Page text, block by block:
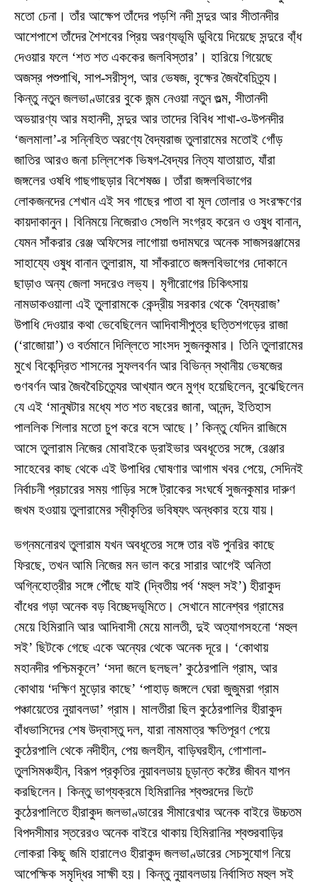
মতো চেনা। তাঁর আক্ষেপ তাঁদের পড়শি নদী সন্দুর আর সীতানদীর
আশেপাশে তাঁদের শৈশবের প্রিয় অরণ্যভূমি ডুবিয়ে দিয়েছে সন্দুরে বা্ঁধ
দেওয়ার ফলে ‘শত শত এককের জলবিস্তার’। হারিয়ে গিয়েছে
অজস্র পশুপাখি, সাপ-সরীসৃপ, আর ভেষজ, বৃক্ষের জৈববৈচিত্র্য।
কিন্তু নতুন জলভাণ্ডারের বুকে জন্ম নেওয়া নতুন গুল্ম, সীতানদী
অভয়ারণ্য আর মহানদী, সন্দুর আর তাদের বিবিধ শাখা-ও-উপনদীর
‘জলমালা’-র সন্নিহিত অরণ্যে বৈদ্যরাজ তুলারামের মতোই গোঁড়
জাতির আরও জনা চল্লিশেক ভিষগ-বৈদ্যর নিত্য যাতায়াত, যাঁরা
জঙ্গলের ওষধি গাছগাছড়ার বিশেষজ্ঞ। তাঁরা জঙ্গলবিভাগের
লোকজনদের শেখান এই সব গাছের পাতা বা মূল তোলার ও সংরক্ষণের
কায়দাকানুন। বিনিময়ে নিজেরাও সেগুলি সংগ্রহ করেন ও ওষুধ বানান,
যেমন সাঁকরার রেঞ্জ অফিসের লাগোয়া গুদামঘরে অনেক সাজসরঞ্জামের
সাহায্যে ওষুধ বানান তুলারাম, যা সাঁকরাতে জঙ্গলবিভাগের দোকানে
ছাড়াও অন্য জেলা সদরেও লভ্য। মৃগীরোগের চিকিৎসায়
নামডাকওয়ালা এই তুলারামকে কেন্দ্রীয় সরকার থেকে ‘বৈদ্যরাজ’
উপাধি দেওয়ার কথা ভেবেছিলেন আদিবাসীপুত্র ছত্তিশগড়ের রাজা
(‘রাজোয়া’) ও বর্তমানে দিল্লিতে সাংসদ সুজনকুমার। তিনি তুলারামের
মুখে বিকেন্দ্রিত শাসনের সুফলবর্ণন আর বিভিন্ন স্থানীয় ভেষজের
গুণবর্ণন আর জৈববৈচিত্র্যের আখ্যান শুনে মুগ্ধ হয়েছিলেন, বুঝেছিলেন
যে এই ‘মানুষটার মধ্যে শত শত বছরের জানা, আনন্দ, ইতিহাস
পাললিক শিলার মতো চুপ করে বসে আছে।’ কিন্তু যেদিন রাজিমে
আসে তুলারাম নিজের মোবাইকে ড্রাইভার অবধূতের সঙ্গে, রেঞ্জার
সাহেবের কাছ থেকে এই উপাধির ঘোষণার আগাম খবর পেয়ে, সেদিনই
নির্বাচনী প্রচারের সময় গাড়ির সঙ্গে ট্রাকের সংঘর্ষে সুজনকুমার দারুণ
জখম হওয়ায় তুলারামের স্বীকৃতির ভবিষ্যৎ অন্ধকার হয়ে যায়।
ভগ্নমনোরথ তুলারাম যখন অবধূতের সঙ্গে তার বউ পুনরির কাছে
ফিরছে, তখন আমি নিজের মন ভাল করে সারার আগেই অনিতা
অগ্নিহোত্রীর সঙ্গে পৌঁছে যাই (দ্বিতীয় পর্ব ‘মহুল সই’) হীরাকুদ
বাঁধের গড়া অনেক বড় বিচ্ছেদভূমিতে। সেখানে মানেশ্বর গ্রামের
মেয়ে হিমিরানি আর আদিবাসী মেয়ে মালতী, দুই অত্যাগসহনো ‘মহুল
সই’ ছিটকে গেছে একে অন্যের থেকে অনেক দূরে। ‘কোথায়
মহানদীর পশ্চিমকূলে’ ‘সদা জলে ছলছল’ কুঠেরপালি গ্রাম, আর
কোথায় ‘দক্ষিণ মুড়োর কাছে’ ‘পাহাড় জঙ্গলে ঘেরা জুজুমরা গ্রাম
পঞ্চায়েতের নুয়াবলডা’ গ্রাম। মালতীরা ছিল কুঠেরপালির হীরাকুদ
বাঁধভাসিদের শেষ উদ্বাস্তু দল, যারা নামমাত্র ক্ষতিপূরণ পেয়ে
কুঠেরপালি থেকে নদীহীন, পেয় জলহীন, বাড়িঘরহীন, গোশালা-
তুলসিমঞ্চহীন, বিরূপ প্রকৃতির নুয়াবলডায় চূড়ান্ত কষ্টের জীবন যাপন
করছিলেন। কিন্তু ভাগ্যক্রমে হিমিরানির শ্বশুরদের ভিটে
কুঠেরপালিতে হীরাকুদ জলভাণ্ডারের সীমারেখার অনেক বাইরে উচ্চতম
বিপদসীমার স্তরেরও অনেক বাইরে থাকায় হিমিরানির শ্বশুরবাড়ির
লোকরা কিছু জমি হারালেও হীরাকুদ জলভাণ্ডারের সেচসুযোগ নিয়ে
আপেক্ষিক সমৃদ্ধির সাক্ষী হয়। কিন্তু নুয়াবলডায় নির্বাসিত মহুল সই